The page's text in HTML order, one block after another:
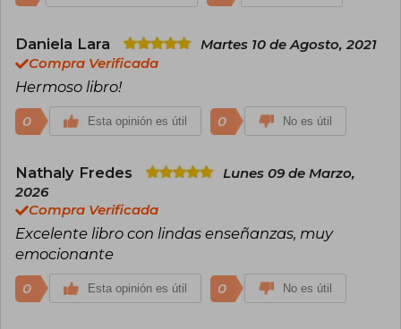
Daniela Lara
Martes 10 de Agosto, 2021
Compra Verificada
Hermoso libro!
0 Esta opinión es útil 0 No es útil
Nathaly Fredes
Lunes 09 de Marzo,
2026
Compra Verificada
Excelente libro con lindas enseñanzas, muy
emocionante
0 Esta opinión es útil 0 No es útil